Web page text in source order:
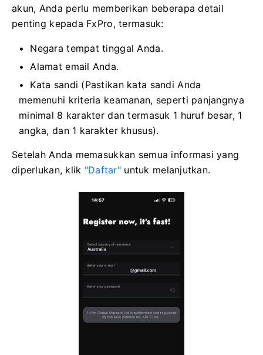
akun, Anda perlu memberikan beberapa detail
penting kepada FxPro, termasuk:
Negara tempat tinggal Anda.
Alamat email Anda.
Kata sandi (Pastikan kata sandi Anda
memenuhi kriteria keamanan, seperti panjangnya
minimal 8 karakter dan termasuk 1 huruf besar, 1
angka, dan 1 karakter khusus).
Setelah Anda memasukkan semua informasi yang
diperlukan, klik "Daftar" untuk melanjutkan.